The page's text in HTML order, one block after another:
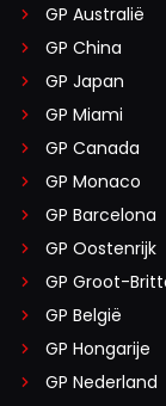
GP Australië
GP China
GP Japan
GP Miami
GP Canada
GP Monaco
GP Barcelona
GP Oostenrijk
GP Groot-
GP België
GP Hongarije
GP Nederland